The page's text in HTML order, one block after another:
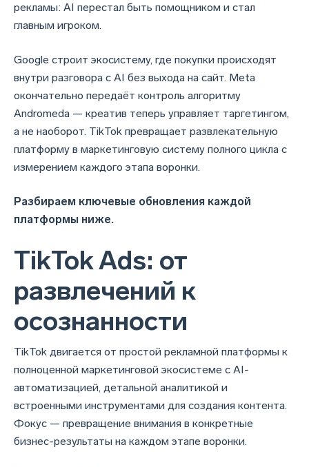
рекламы: AI перестал быть помощником и стал
главным игроком.
Google строит экосистему, где покупки происходят
внутри разговора с AI без выхода на сайт. Meta
окончательно передаёт контроль алгоритму
Andromeda — креатив теперь управляет таргетингом,
а не наоборот. TikTok превращает развлекательную
платформу в маркетинговую систему полного цикла с
измерением каждого этапа воронки.
Разбираем ключевые обновления каждой
платформы ниже.
TikTok Ads: от
развлечений к
осознанности
TikTok двигается от простой рекламной платформы к
полноценной маркетинговой экосистеме с AI-
автоматизацией, детальной аналитикой и
встроенными инструментами для создания контента.
Фокус — превращение внимания в конкретные
бизнес-результаты на каждом этапе воронки.